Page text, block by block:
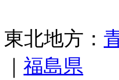
東北地方：
福島県